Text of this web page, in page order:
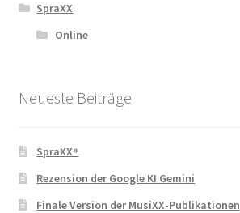
SpraXX
Online
Neueste Beiträge
SpraXX⁸
Rezension der Google KI Gemini
Finale Version der MusiXX-Publikationen